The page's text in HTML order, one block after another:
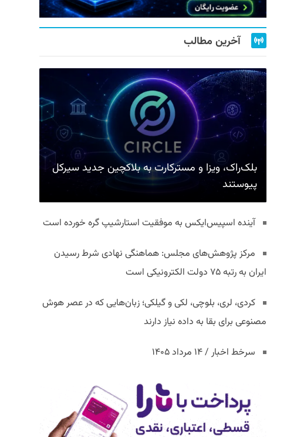
آخرین مطالب
بلک‌راک، ویزا و مسترکارت به بلاکچین جدید سیرکل
پیوستند
آینده اسپیس‌ایکس به موفقیت استارشیپ گره خورده است
مرکز پژوهش‌های مجلس: هماهنگی نهادی شرط رسیدن
ایران به رتبه ۷۵ دولت الکترونیکی است
کردی، لری، بلوچی، لکی و گیلکی؛ زبان‌هایی که در عصر هوش
مصنوعی برای بقا به داده نیاز دارند
سرخط اخبار / ۱۴ مرداد ۱۴۰۵